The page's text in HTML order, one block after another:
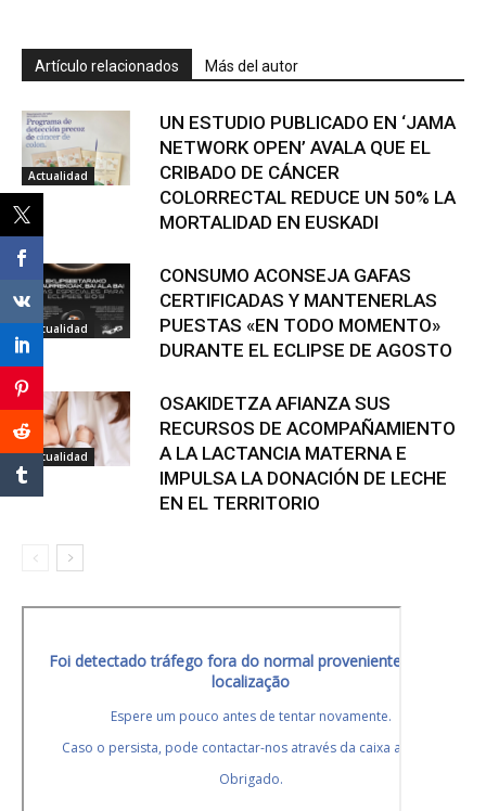
Artículo relacionados Más del autor
Actualidad
UN ESTUDIO PUBLICADO EN ‘JAMA
NETWORK OPEN’ AVALA QUE EL
CRIBADO DE CÁNCER
COLORRECTAL REDUCE UN 50% LA
MORTALIDAD EN EUSKADI
Actualidad
CONSUMO ACONSEJA GAFAS
CERTIFICADAS Y MANTENERLAS
PUESTAS «EN TODO MOMENTO»
DURANTE EL ECLIPSE DE AGOSTO
Actualidad
OSAKIDETZA AFIANZA SUS
RECURSOS DE ACOMPAÑAMIENTO
A LA LACTANCIA MATERNA E
IMPULSA LA DONACIÓN DE LECHE
EN EL TERRITORIO